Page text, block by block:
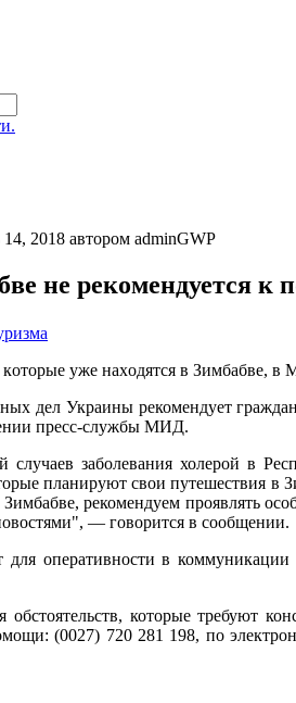
2018 автором adminGWP
не рекомендуется к
ужe нaxoдятся в Зимбaбвe,
дел Украины рекомендует
пресс-службы МИД.
случаев заболевания холерой в
планируют свои путешествия в
Зимбабве, рекомендуем проявлять
— говорится в сообщении.
оперативности в коммуникации
обстоятельств, которые требуют
(0027) 720 281 198, по